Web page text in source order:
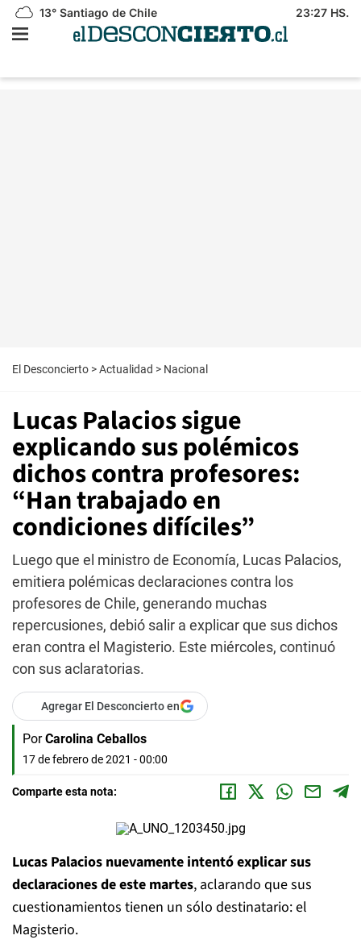
13° Santiago de Chile 23:27 HS.
El Desconcierto >Actualidad > Nacional
Lucas Palacios sigue
explicando sus polémicos
dichos contra profesores:
“Han trabajado en
condiciones difíciles”
Luego que el ministro de Economía, Lucas Palacios,
emitiera polémicas declaraciones contra los
profesores de Chile, generando muchas
repercusiones, debió salir a explicar que sus dichos
eran contra el Magisterio. Este miércoles, continuó
con sus aclaratorias.
Agregar El Desconcierto en
Por Carolina Ceballos
17 de febrero de 2021 - 00:00
Comparte esta nota:
Lucas Palacios nuevamente intentó explicar sus
declaraciones de este martes, aclarando que sus
cuestionamientos tienen un sólo destinatario: el
Magisterio.